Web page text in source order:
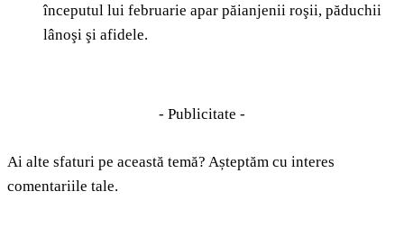
începutul lui februarie apar păianjenii roşii, păduchii
lânoşi şi afidele.
- Publicitate -
Ai alte sfaturi pe această temă? Așteptăm cu interes
comentariile tale.